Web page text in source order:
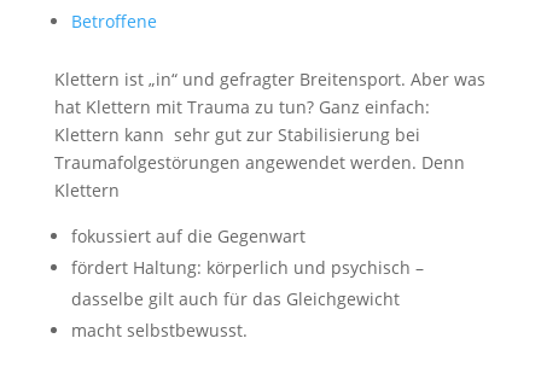
Betroffene
Klettern ist „in“ und gefragter Breitensport. Aber was
hat Klettern mit Trauma zu tun? Ganz einfach:
Klettern kann sehr gut zur Stabilisierung bei
Traumafolgestörungen angewendet werden. Denn
Klettern
fokussiert auf die Gegenwart
fördert Haltung: körperlich und psychisch –
dasselbe gilt auch für das Gleichgewicht
macht selbstbewusst.